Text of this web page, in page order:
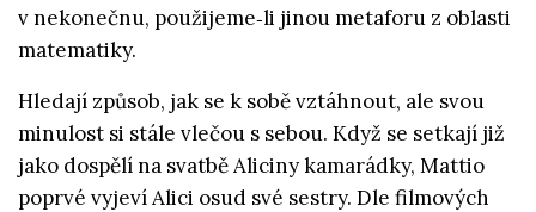
v nekonečnu, použijeme‑li jinou metaforu z oblasti
matematiky.
Hledají způsob, jak se k sobě vztáhnout, ale svou
minulost si stále vlečou s sebou. Když se setkají již
jako dospělí na svatbě Aliciny kamarádky, Mattio
poprvé vyjeví Alici osud své sestry. Dle filmových